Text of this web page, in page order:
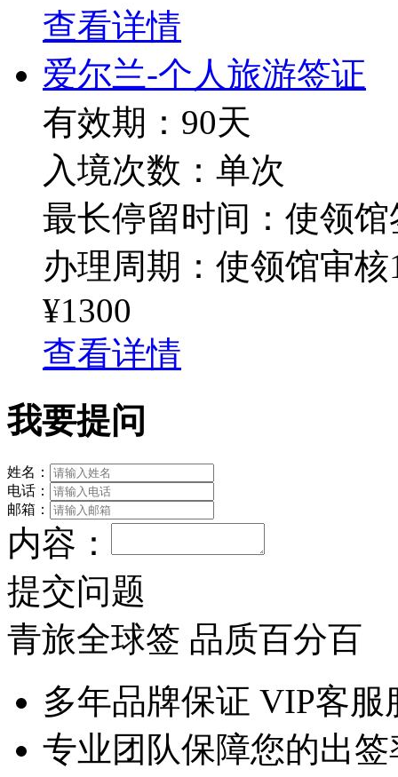
查看详情
爱尔兰-个人旅游签证
有效期：90天
入境次数：单次
最长停留时间：使领
办理周期：使领馆审
¥1300
查看详情
我要提问
姓名：
电话：
邮箱：
内容：
提交问题
青旅全球签 品质百分百
多年品牌保证 VIP客服
专业团队保障您的出签